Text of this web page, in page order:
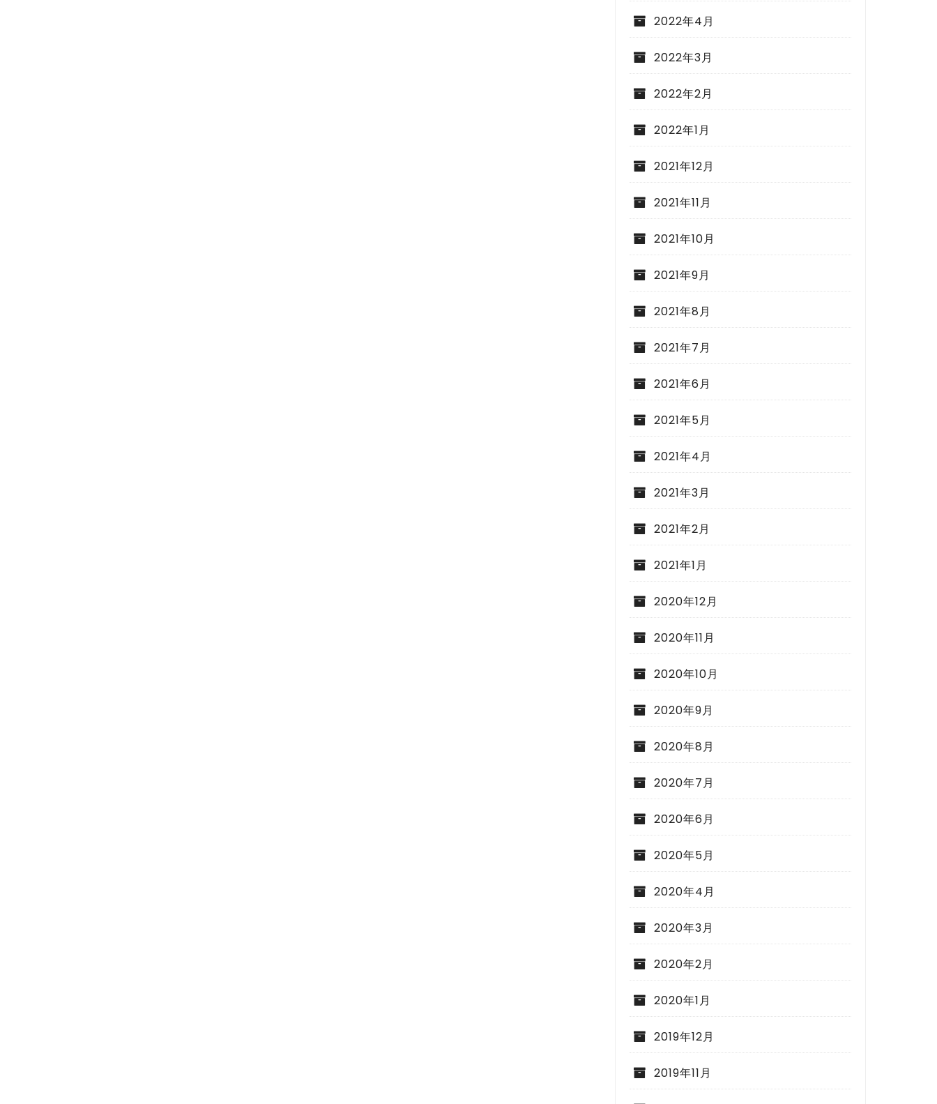
2022年4月
2022年3月
2022年2月
2022年1月
2021年12月
2021年11月
2021年10月
2021年9月
2021年8月
2021年7月
2021年6月
2021年5月
2021年4月
2021年3月
2021年2月
2021年1月
2020年12月
2020年11月
2020年10月
2020年9月
2020年8月
2020年7月
2020年6月
2020年5月
2020年4月
2020年3月
2020年2月
2020年1月
2019年12月
2019年11月